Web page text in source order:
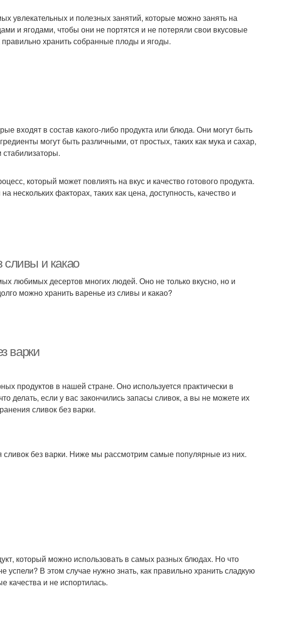
увлекательных и полезных занятий, которые можно занять на
и ягодами, чтобы они не портятся и не потеряли свои вкусовые
хранить собранные плоды и ягоды.
входят в состав какого-либо продукта или блюда. Они могут быть
могут быть различными, от простых, таких как мука и сахар,
который может повлиять на вкус и качество готового продукта.
нескольких факторах, таких как цена, доступность, качество и
сливы и какао
любимых десертов многих людей. Оно не только вкусно, но и
можно хранить варенье из сливы и какао?
варки
продуктов в нашей стране. Оно используется практически в
делать, если у вас закончились запасы сливок, а вы не можете их
сливок без варки.
сливок без варки. Ниже мы рассмотрим самые популярные из них.
который можно использовать в самых разных блюдах. Но что
успели? В этом случае нужно знать, как правильно хранить сладкую
качества и не испортилась.